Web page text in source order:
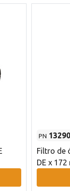
PN
Filtro de
DE x 172